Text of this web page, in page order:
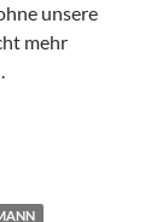
unsere
mehr